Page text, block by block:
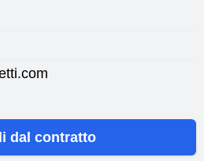
dal contratto